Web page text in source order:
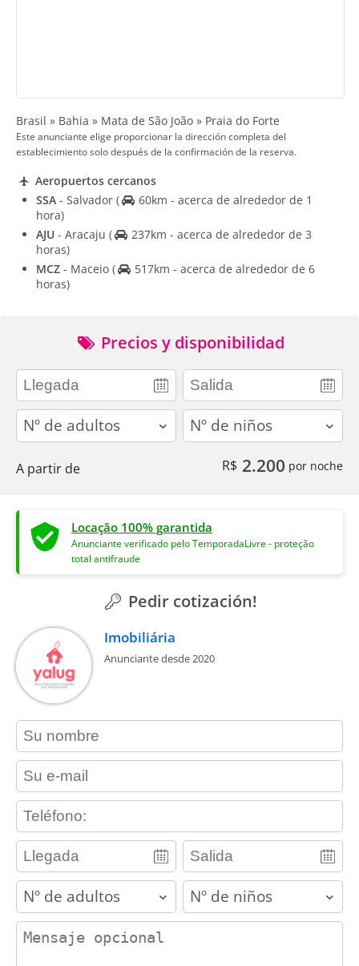
Brasil » Bahia » Mata de São João » Praia do Forte
Este anunciante elige proporcionar la dirección completa del
establecimiento solo después de la confirmación de la reserva.
Aeropuertos cercanos
SSA - Salvador (
60km - acerca de alrededor de 1
hora)
AJU - Aracaju (
237km - acerca de alrededor de 3
horas)
MCZ - Maceio (
517km - acerca de alrededor de 6
horas)
Precios y disponibilidad
adults children
A partir de R$ 2.200 por noche
Locação 100% garantida
Anunciante verificado pelo TemporadaLivre - proteção
total antifraude
Pedir cotización!
Imobiliária
Anunciante desde 2020
contact_name
contact_email
contact_phone
adults children
contact_message